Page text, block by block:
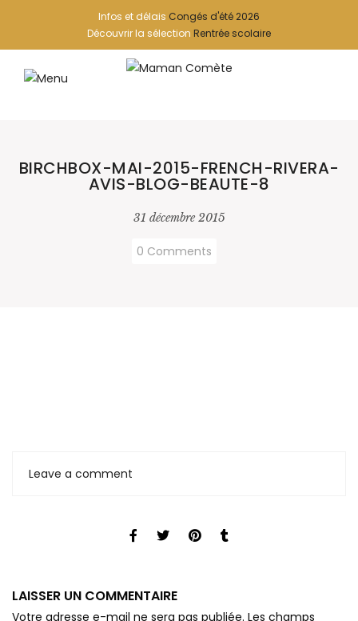
Infos et délais Congés d'été 2026
Découvrir la sélection Rentrée scolaire
BIRCHBOX-MAI-2015-FRENCH-RIVERA-
AVIS-BLOG-BEAUTE-8
31 décembre 2015
0 Comments
Leave a comment
LAISSER UN COMMENTAIRE
Votre adresse e-mail ne sera pas publiée. Les champs